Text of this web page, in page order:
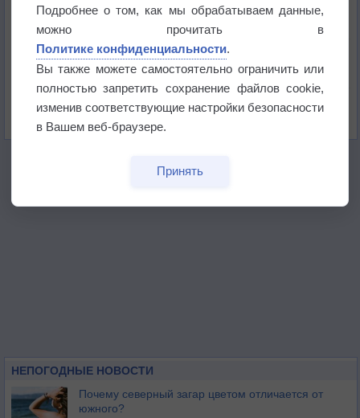
бабочек
Погода в Екатеринбурге 6 августа
НЕПОГОДНЫЕ НОВОСТИ
Почему северный загар цветом отличается от
южного?
Подробнее о том, как мы обрабатываем данные,
можно прочитать в
Политике конфиденциальности.
Вы также можете самостоятельно ограничить или
полностью запретить сохранение файлов cookie,
изменив соответствующие настройки безопасности
в Вашем веб-браузере.
Принять